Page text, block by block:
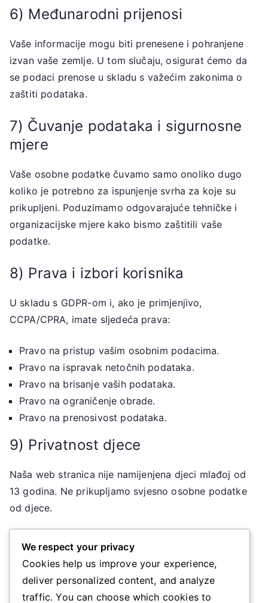
6) Međunarodni prijenosi
Vaše informacije mogu biti prenesene i pohranjene
izvan vaše zemlje. U tom slučaju, osigurat ćemo da
se podaci prenose u skladu s važećim zakonima o
zaštiti podataka.
7) Čuvanje podataka i sigurnosne
mjere
Vaše osobne podatke čuvamo samo onoliko dugo
koliko je potrebno za ispunjenje svrha za koje su
prikupljeni. Poduzimamo odgovarajuće tehničke i
organizacijske mjere kako bismo zaštitili vaše
podatke.
8) Prava i izbori korisnika
U skladu s GDPR-om i, ako je primjenjivo,
CCPA/CPRA, imate sljedeća prava:
Pravo na pristup vašim osobnim podacima.
Pravo na ispravak netočnih podataka.
Pravo na brisanje vaših podataka.
Pravo na ograničenje obrade.
Pravo na prenosivost podataka.
9) Privatnost djece
Naša web stranica nije namijenjena djeci mlađoj od
13 godina. Ne prikupljamo svjesno osobne podatke
od djece.
10) Promjene u ovoj politici
Možemo povremeno ažurirati ovu Politiku
privatnosti. Sve promjene bit će objavljene na ovoj
We respect your privacy
Cookies help us improve your experience,
deliver personalized content, and analyze
traffic. You can choose which cookies to